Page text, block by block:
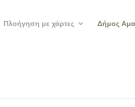
Πλοήγηση με χάρτες Δήμος